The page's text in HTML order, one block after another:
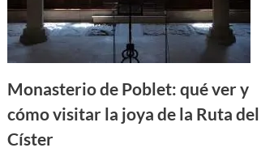
Monasterio de Poblet: qué ver y
cómo visitar la joya de la Ruta del
Císter